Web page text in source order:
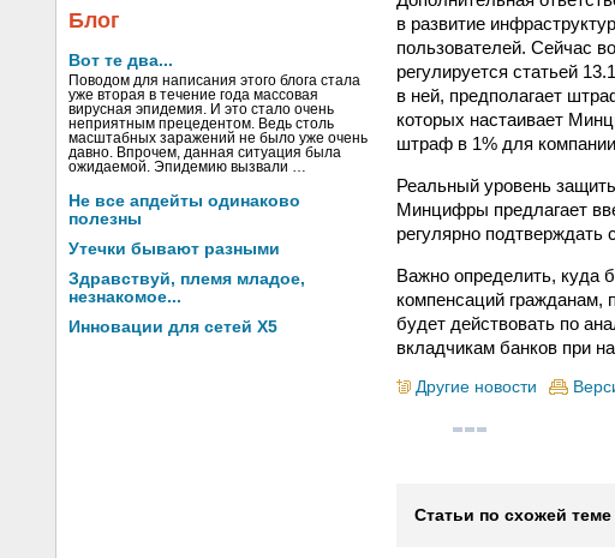
Блог
Вот те два...
Поводом для написания этого блога стала
уже вторая в течение года массовая
вирусная эпидемия. И это стало очень
неприятным прецедентом. Ведь столь
масштабных заражений не было уже очень
давно. Впрочем, данная ситуация была
ожидаемой. Эпидемию вызвали …
Не все апдейты одинаково
полезны
Утечки бывают разными
Здравствуй, племя младое,
незнакомое...
Инновации для сетей X5
в развитие
пользователей. Сейчас
регулируется статьей
в ней, предполагает
которых настаивает
штраф в 1% для
Реальный уровень
Минцифры предлагает
регулярно подтверждать
Важно определить, куда
компенсаций
будет действовать по
вкладчикам банков при
Другие новости
Статьи по схожей теме